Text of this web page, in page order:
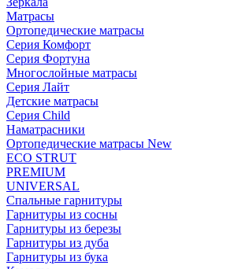
Матрасы
Ортопедические матрасы
Серия Комфорт
Серия Фортуна
Многослойные матрасы
Серия Лайт
Детские матрасы
Серия Child
Наматрасники
Ортопедические матрасы New
ECO STRUT
PREMIUM
UNIVERSAL
Спальные гарнитуры
Гарнитуры из сосны
Гарнитуры из березы
Гарнитуры из дуба
Гарнитуры из бука